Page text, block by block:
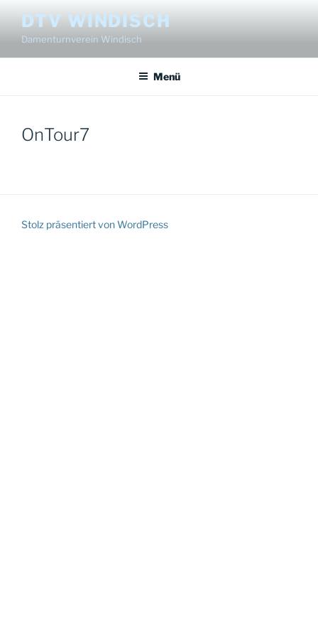
Inhalt
springen
DTV WINDISCH
Damenturnverein Windisch
Menü
OnTour7
Stolz präsentiert von WordPress